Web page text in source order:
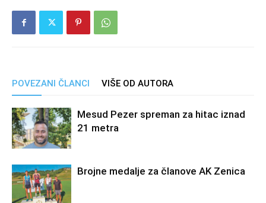
POVEZANI ČLANCI VIŠE OD AUTORA
Mesud Pezer spreman za hitac iznad
21 metra
Brojne medalje za članove AK Zenica